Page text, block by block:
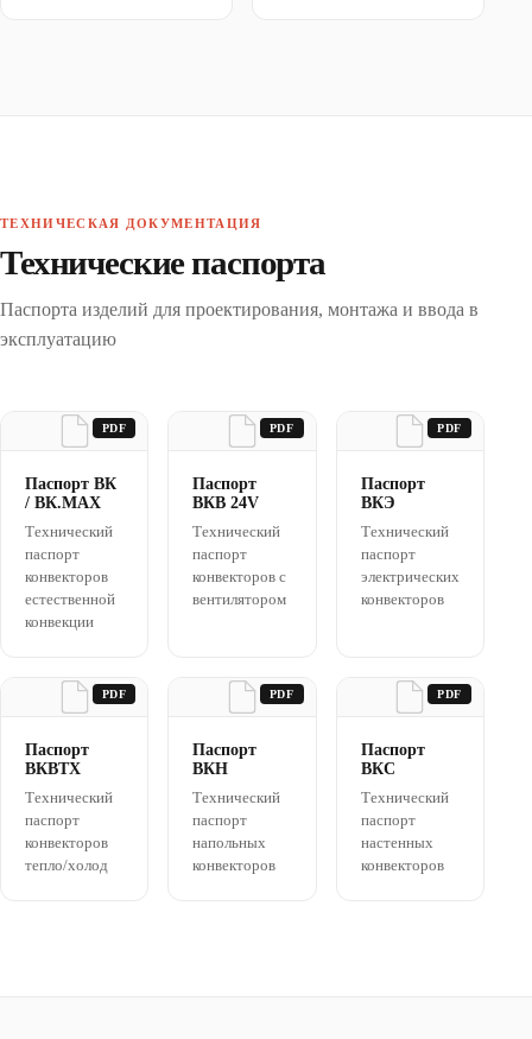
ТЕХНИЧЕСКАЯ ДОКУМЕНТАЦИЯ
Технические паспорта
Паспорта изделий для проектирования, монтажа и ввода в
эксплуатацию
PDF
Паспорт ВК
/ ВК.MAX
Технический
паспорт
конвекторов
естественной
конвекции
PDF
Паспорт
ВКВ 24V
Технический
паспорт
конвекторов с
вентилятором
PDF
Паспорт
ВКЭ
Технический
паспорт
электрических
конвекторов
PDF
Паспорт
ВКВТХ
Технический
паспорт
конвекторов
тепло/холод
PDF
Паспорт
ВКН
Технический
паспорт
напольных
конвекторов
PDF
Паспорт
ВКС
Технический
паспорт
настенных
конвекторов